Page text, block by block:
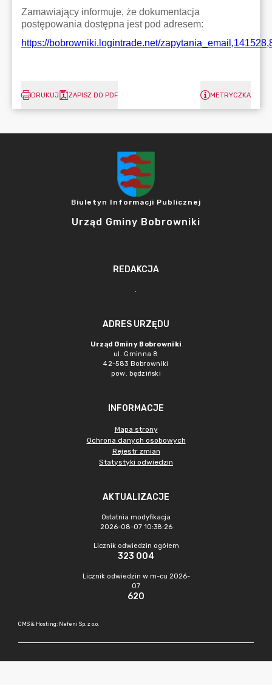
DRUKUJ ZAPISZ DO PDF METRYCZKA
Biuletyn Informacji Publicznej
Urząd Gminy Bobrowniki
REDAKCJA
.
ADRES URZĘDU
Urząd Gminy Bobrowniki
ul. Gminna 8
42-583 Bobrowniki
pow. będziński
INFORMACJE
Mapa strony
Ochrona danych osobowych
Rejestr zmian
Statystyki odwiedzin
AKTUALIZACJE
Ostatnia modyfikacja
2026-08-07 10:38:26
Licznik odwiedzin ogółem
323 004
Licznik odwiedzin w m-cu 2026-
07
620
CMS & Hosting: Nefeni Sp. z o.o.